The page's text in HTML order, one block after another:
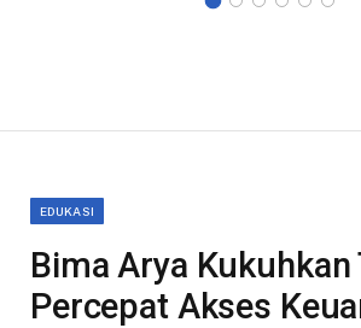
EDUKASI
Bima Arya Kukuhkan
Percepat Akses